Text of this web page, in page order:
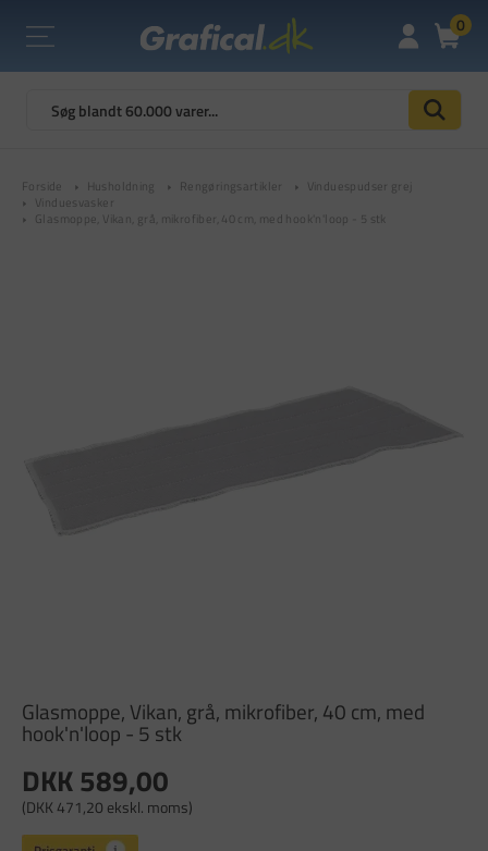
0
Forside Husholdning Rengøringsartikler
Vinduespudser grej
Vinduesvasker
Glasmoppe, Vikan, grå, mikrofiber, 40 cm, med hook'n'loop - 5 stk
Glasmoppe, Vikan, grå, mikrofiber, 40 cm, med
hook'n'loop - 5 stk
DKK 589,00
(DKK 471,20 ekskl. moms)